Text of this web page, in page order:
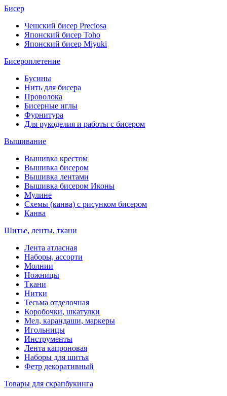
Бисер
Чешский бисер Preciosa
Японский бисер Toho
Японский бисер Miyuki
Бисероплетение
Бусины
Нить для бисера
Проволока
Бисерные иглы
Фурнитура
Для рукоделия и работы с бисером
Вышивание
Вышивка крестом
Вышивка бисером
Вышивка лентами
Вышивка бисером Иконы
Мулине
Схемы (канва) с рисунком бисером
Канва
Шитье, ленты, ткани
Лента атласная
Наборы, ассорти
Молнии
Ножницы
Ткани
Нитки
Тесьма отделочная
Коробочки, шкатулки
Мел, карандаши, маркеры
Игольницы
Инструменты
Лента капроновая
Наборы для шитья
Фетр декоративный
Товары для скрапбукинга